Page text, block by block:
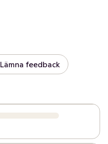
Lämna feedback